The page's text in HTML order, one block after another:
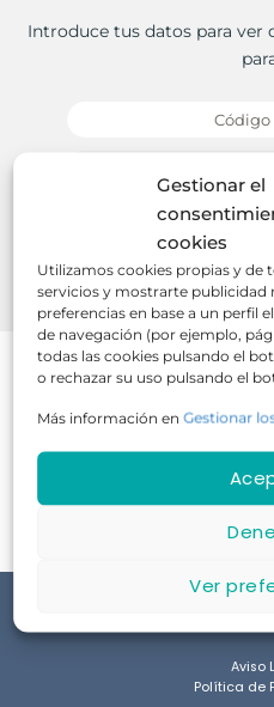
Gestionar el
cookies
Utilizamos cookies propias y de
servicios y mostrarte publicidad
preferencias en base a un perfil
de navegación (por ejemplo,
todas las cookies pulsando el
o rechazar su uso pulsando el
Más información enGestionar
Ver
Introduce tus datos para ver
Aviso
Política de